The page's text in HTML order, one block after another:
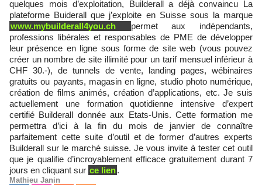
quelques mois d’exploitation, Builderall a déjà convaincu La
plateforme Buiderall que j’exploite en Suisse sous la marque
www.mybuilderall4you.ch
permet aux indépendants,
professions libérales et responsables de PME de développer
leur présence en ligne sous forme de site web (vous pouvez
créer un nombre de site illimité pour un tarif mensuel inférieur à
CHF 30.-), de tunnels de vente, landing pages, wébinaires
gratuits ou payants, magasin en ligne, studio photo numérique,
création de films animés, création d’applications, etc. Je suis
actuellement une formation quotidienne intensive d’expert
certifié Builderall donnée aux Etats-Unis. Cette formation me
permettra d’ici à la fin du mois de janvier de connaître
parfaitement cette suite d’outil et de former d’autres experts
Builderall sur le marché suisse. Je vous invite à tester cet outil
que je qualifie d’incroyablement efficace gratuitement durant 7
jours en cliquant sur ce lien.
Mathieu Janin